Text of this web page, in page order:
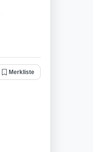
Merkliste